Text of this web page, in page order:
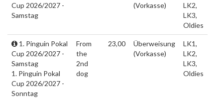
Cup 2026/2027 -
Samstag
(Vorkasse)
LK2,
LK3,
Oldies
1. Pinguin Pokal
Cup 2026/2027 -
Samstag
1. Pinguin Pokal
Cup 2026/2027 -
Sonntag
From
the
2nd
dog
23,00
Überweisung
(Vorkasse)
LK1,
LK2,
LK3,
Oldies